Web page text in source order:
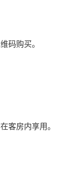
码购买。
客房内享用。